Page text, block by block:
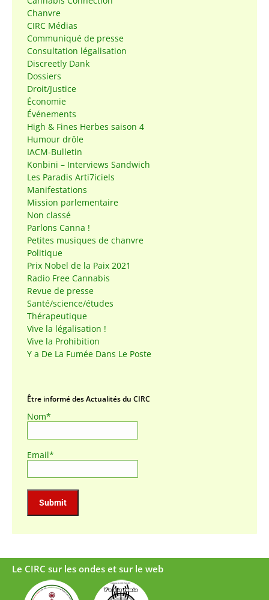
Chanvre
CIRC Médias
Communiqué de presse
Consultation légalisation
Discreetly Dank
Dossiers
Droit/Justice
Économie
Événements
High & Fines Herbes saison 4
Humour drôle
IACM-Bulletin
Konbini – Interviews Sandwich
Les Paradis Arti7iciels
Manifestations
Mission parlementaire
Non classé
Parlons Canna !
Petites musiques de chanvre
Politique
Prix Nobel de la Paix 2021
Radio Free Cannabis
Revue de presse
Santé/science/études
Thérapeutique
Vive la légalisation !
Vive la Prohibition
Y a De La Fumée Dans Le Poste
Être informé des Actualités du CIRC
Nom*
Email*
Le CIRC sur les ondes et sur le web